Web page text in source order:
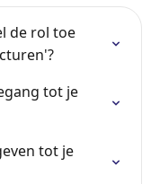
de rol toe
tot je
tot je